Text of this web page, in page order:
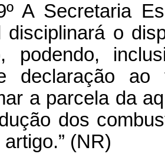
A Secretaria
disciplinará o
podendo,
declaração ao
a parcela da
dos
(NR)